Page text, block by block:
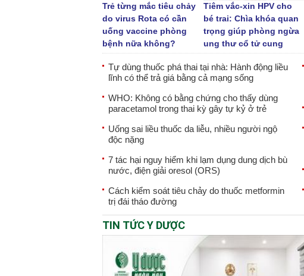
Trẻ từng mắc tiêu chảy
do virus Rota có cần
uống vaccine phòng
bệnh nữa không?
Tiêm vắc-xin HPV cho
bé trai: Chìa khóa quan
trọng giúp phòng ngừa
ung thư cổ tử cung
Tự dùng thuốc phá thai tại nhà: Hành động liều
lĩnh có thể trả giá bằng cả mạng sống
WHO: Không có bằng chứng cho thấy dùng
paracetamol trong thai kỳ gây tự kỷ ở trẻ
Uống sai liều thuốc da liễu, nhiều người ngộ
độc nặng
7 tác hại nguy hiểm khi lạm dụng dung dịch bù
nước, điện giải oresol (ORS)
Cách kiểm soát tiêu chảy do thuốc metformin
trị đái tháo đường
TIN TỨC Y DƯỢC